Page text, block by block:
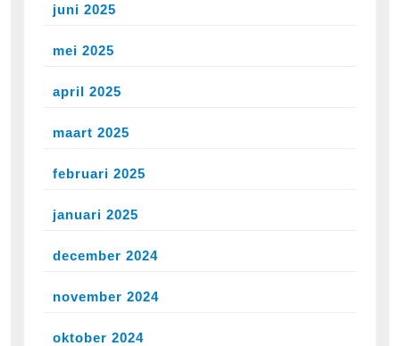
juni 2025
mei 2025
april 2025
maart 2025
februari 2025
januari 2025
december 2024
november 2024
oktober 2024